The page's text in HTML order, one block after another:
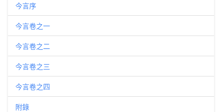
今言序
今言卷之一
今言卷之二
今言卷之三
今言卷之四
附錄